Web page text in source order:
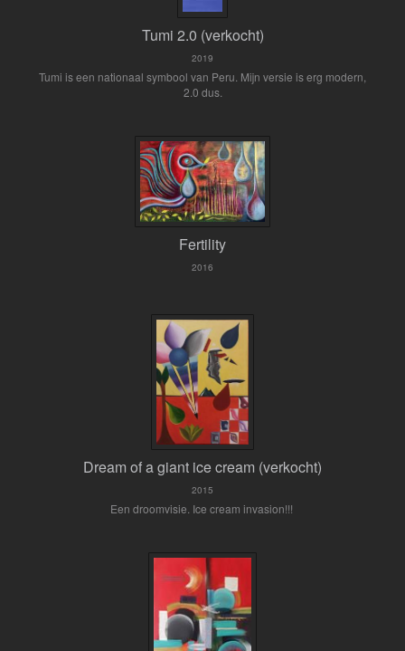
Tumi 2.0 (verkocht)
2019
Tumi is een nationaal symbool van Peru. Mijn versie is erg modern,
2.0 dus.
Fertility
2016
Dream of a giant ice cream (verkocht)
2015
Een droomvisie. Ice cream invasion!!!